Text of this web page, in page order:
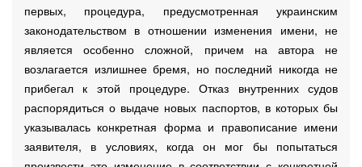
первых, процедура, предусмотренная украинским
законодательством в отношении изменения имени, не
является особенно сложной, причем на автора не
возлагается излишнее бремя, но последний никогда не
прибегал к этой процедуре. Отказ внутренних судов
распорядиться о выдаче новых паспортов, в которых бы
указывалась конкретная форма и правописание имени
заявителя, в условиях, когда он мог бы попытаться